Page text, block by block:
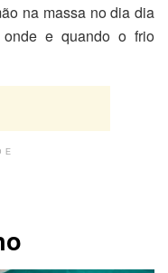
na massa no dia dia
e quando o frio